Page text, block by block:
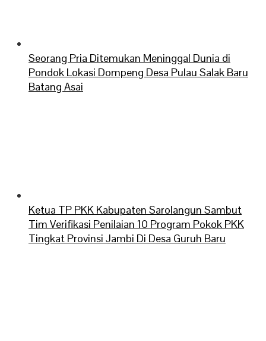
Seorang Pria Ditemukan Meninggal Dunia di
Pondok Lokasi Dompeng Desa Pulau Salak Baru
Batang Asai
Ketua TP PKK Kabupaten Sarolangun Sambut
Tim Verifikasi Penilaian 10 Program Pokok PKK
Tingkat Provinsi Jambi Di Desa Guruh Baru